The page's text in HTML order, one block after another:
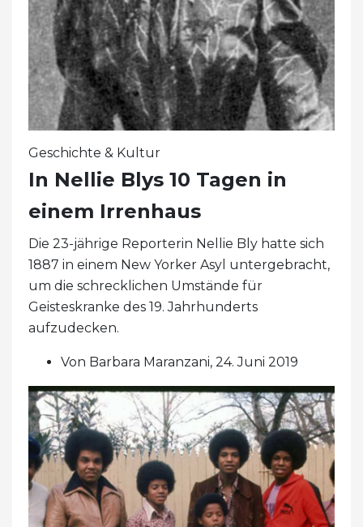
Geschichte & Kultur
In Nellie Blys 10 Tagen in
einem Irrenhaus
Die 23-jährige Reporterin Nellie Bly hatte sich
1887 in einem New Yorker Asyl untergebracht,
um die schrecklichen Umstände für
Geisteskranke des 19. Jahrhunderts
aufzudecken.
Von Barbara Maranzani, 24. Juni 2019